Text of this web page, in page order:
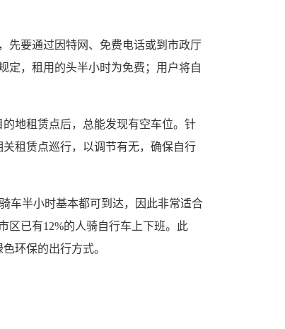
先要通过因特网、免费电话或到市政厅
定，租用的头半小时为免费；用户将自
地租赁点后，总能发现有空车位。针
租赁点巡行，以调节有无，确保自行
车半小时基本都可到达，因此非常适合
区已有12%的人骑自行车上下班。此
环保的出行方式。